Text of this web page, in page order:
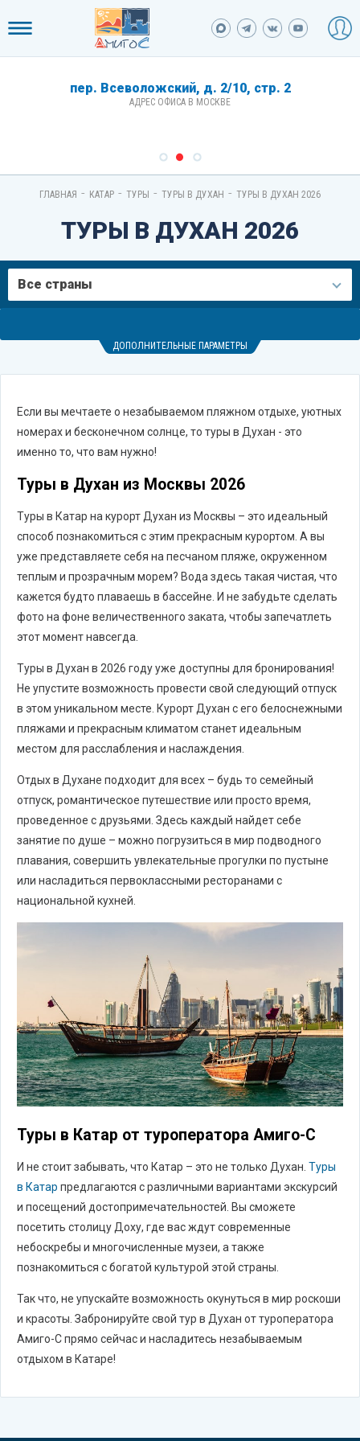
пер. Всеволожский, д. 2/10, стр. 2
АДРЕС ОФИСА В МОСКВЕ
ГЛАВНАЯ - КАТАР - ТУРЫ - ТУРЫ В ДУХАН - ТУРЫ В ДУХАН 2026
ТУРЫ В ДУХАН 2026
Все страны
ДОПОЛНИТЕЛЬНЫЕ ПАРАМЕТРЫ
Если вы мечтаете о незабываемом пляжном отдыхе, уютных
номерах и бесконечном солнце, то туры в Духан - это
именно то, что вам нужно!
Туры в Духан из Москвы 2026
Туры в Катар на курорт Духан из Москвы – это идеальный
способ познакомиться с этим прекрасным курортом. А вы
уже представляете себя на песчаном пляже, окруженном
теплым и прозрачным морем? Вода здесь такая чистая, что
кажется будто плаваешь в бассейне. И не забудьте сделать
фото на фоне величественного заката, чтобы запечатлеть
этот момент навсегда.
Туры в Духан в 2026 году уже доступны для бронирования!
Не упустите возможность провести свой следующий отпуск
в этом уникальном месте. Курорт Духан с его белоснежными
пляжами и прекрасным климатом станет идеальным
местом для расслабления и наслаждения.
Отдых в Духане подходит для всех – будь то семейный
отпуск, романтическое путешествие или просто время,
проведенное с друзьями. Здесь каждый найдет себе
занятие по душе – можно погрузиться в мир подводного
плавания, совершить увлекательные прогулки по пустыне
или насладиться первоклассными ресторанами с
национальной кухней.
Туры в Катар от туроператора Амиго-С
И не стоит забывать, что Катар – это не только Духан. Туры
в Катар предлагаются с различными вариантами экскурсий
и посещений достопримечательностей. Вы сможете
посетить столицу Доху, где вас ждут современные
небоскребы и многочисленные музеи, а также
познакомиться с богатой культурой этой страны.
Так что, не упускайте возможность окунуться в мир роскоши
и красоты. Забронируйте свой тур в Духан от туроператора
Амиго-С прямо сейчас и насладитесь незабываемым
отдыхом в Катаре!